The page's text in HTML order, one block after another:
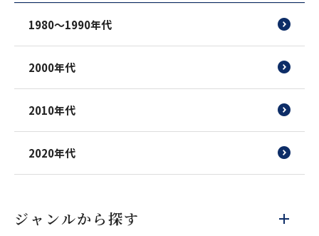
1980〜1990年代
2000年代
2010年代
2020年代
ジャンルから探す